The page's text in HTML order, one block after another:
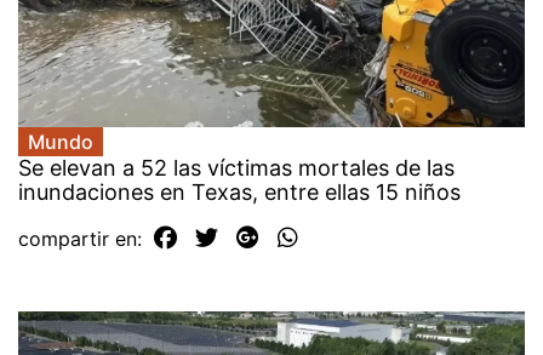
Mundo
Se elevan a 52 las víctimas mortales de las
inundaciones en Texas, entre ellas 15 niños
compartir en: